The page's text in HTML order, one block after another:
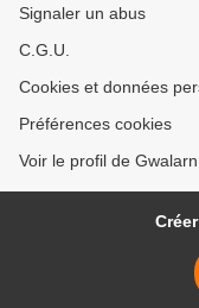
Signaler un abus
C.G.U.
Cookies et données
Préférences cookies
Voir le profil de